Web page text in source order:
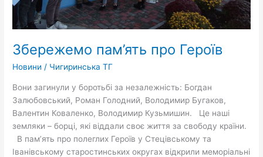
Збережемо пам’ять про Героїв
Новини / Чигиринська ТГ
Вони загинули у боротьбі за незалежність: Богдан
Залюбовський, Роман Голодний, Володимир Бугаков,
Валентин Коваленко, Володимир Кузьмишин. Це наші
земляки – борці, які віддали своє життя за свободу країни.
В пам’ять про полеглих Героїв у Стецівському та
Іванівському старостинських округах відкрили меморіальні